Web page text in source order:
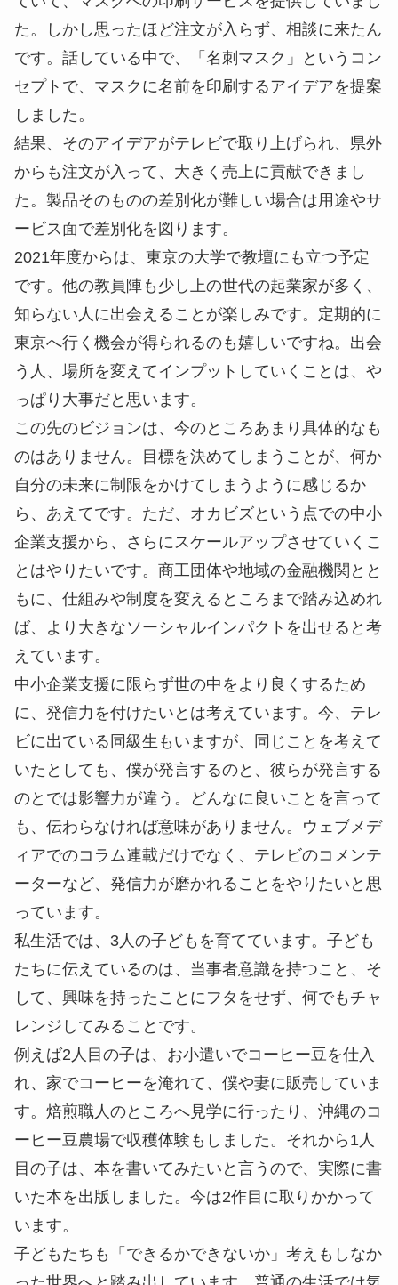
た。しかし思ったほど注文が入らず、相談に来たん
です。話している中で、「名刺マスク」というコン
セプトで、マスクに名前を印刷するアイデアを提案
しました。
結果、そのアイデアがテレビで取り上げられ、県外
からも注文が入って、大きく売上に貢献できまし
た。製品そのものの差別化が難しい場合は用途やサ
ービス面で差別化を図ります。
2021年度からは、東京の大学で教壇にも立つ予定
です。他の教員陣も少し上の世代の起業家が多く、
知らない人に出会えることが楽しみです。定期的に
東京へ行く機会が得られるのも嬉しいですね。出会
う人、場所を変えてインプットしていくことは、や
っぱり大事だと思います。
この先のビジョンは、今のところあまり具体的なも
のはありません。目標を決めてしまうことが、何か
自分の未来に制限をかけてしまうように感じるか
ら、あえてです。ただ、オカビズという点での中小
企業支援から、さらにスケールアップさせていくこ
とはやりたいです。商工団体や地域の金融機関とと
もに、仕組みや制度を変えるところまで踏み込めれ
ば、より大きなソーシャルインパクトを出せると考
えています。
中小企業支援に限らず世の中をより良くするため
に、発信力を付けたいとは考えています。今、テレ
ビに出ている同級生もいますが、同じことを考えて
いたとしても、僕が発言するのと、彼らが発言する
のとでは影響力が違う。どんなに良いことを言って
も、伝わらなければ意味がありません。ウェブメデ
ィアでのコラム連載だけでなく、テレビのコメンテ
ーターなど、発信力が磨かれることをやりたいと思
っています。
私生活では、3人の子どもを育てています。子ども
たちに伝えているのは、当事者意識を持つこと、そ
して、興味を持ったことにフタをせず、何でもチャ
レンジしてみることです。
例えば2人目の子は、お小遣いでコーヒー豆を仕入
れ、家でコーヒーを淹れて、僕や妻に販売していま
す。焙煎職人のところへ見学に行ったり、沖縄のコ
ーヒー豆農場で収穫体験もしました。それから1人
目の子は、本を書いてみたいと言うので、実際に書
いた本を出版しました。今は2作目に取りかかって
います。
子どもたちも「できるかできないか」考えもしなか